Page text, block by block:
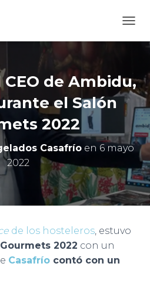
A
A
R
M
O
D
O
D
N
A
V
A
de Ambidu,
el Salón
2022
Casafríoen 6 mayo
2022
de los hosteleros, estuvo
2022 con un
Casafrío contó con un